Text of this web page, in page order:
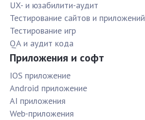
UX- и юзабилити-аудит
Тестирование сайтов и приложений
Тестирование игр
QA и аудит кода
Приложения и софт
IOS приложение
Android приложение
AI приложения
Web-приложения